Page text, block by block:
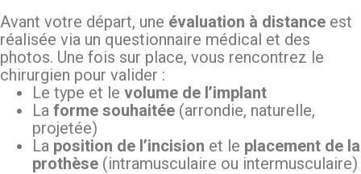
Avant votre départ, une évaluation à distance est
réalisée via un questionnaire médical et des
photos. Une fois sur place, vous rencontrez le
chirurgien pour valider :
Le type et le volume de l’implant
La forme souhaitée (arrondie, naturelle,
projetée)
La position de l’incision et le placement de la
prothèse (intramusculaire ou intermusculaire)